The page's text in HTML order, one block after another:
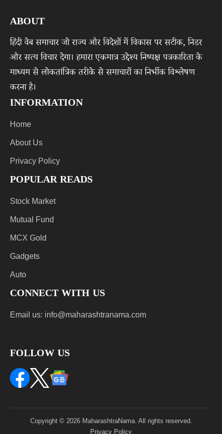
ABOUT
हिंदी वेब समाचार जो राज्य और विदेशों में विकास पर सटीक, निडर
और सत्य विचार देगा। हमारा एकमात्र उद्देश्य निष्पक्ष पत्रकारिता के
माध्यम से लोकतांत्रिक तरीके से समाचारों का निर्भीक विश्लेषण
करना है।
INFORMATION
Home
About Us
Privacy Policy
POPULAR READS
Stock Market
Mutual Fund
MCX Gold
Gadgets
Auto
CONNECT WITH US
Email us: info@maharashtranama.com
FOLLOW US
Copyright © 2026 MaharashtraNama. All rights reserved.
Privacy Policy